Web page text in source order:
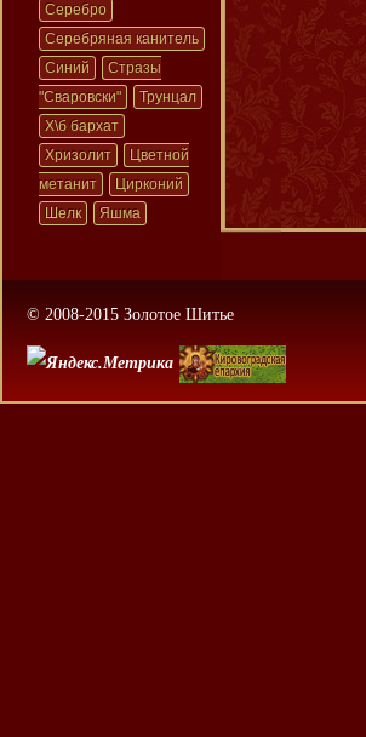
Серебро
Серебряная канитель
Синий
Стразы
"Сваровски"
Трунцал
Х\б бархат
Хризолит
Цветной
метанит
Цирконий
Шелк
Яшма
© 2008-2015 Золотое Шитье